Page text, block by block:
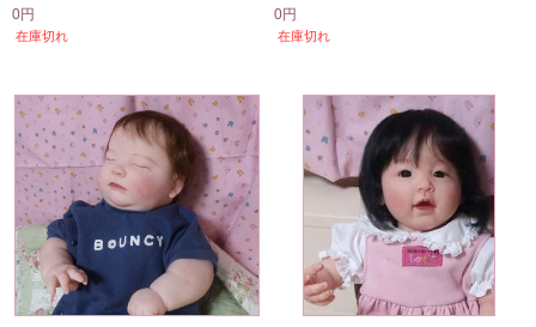
0円
在庫切れ
0円
在庫切れ